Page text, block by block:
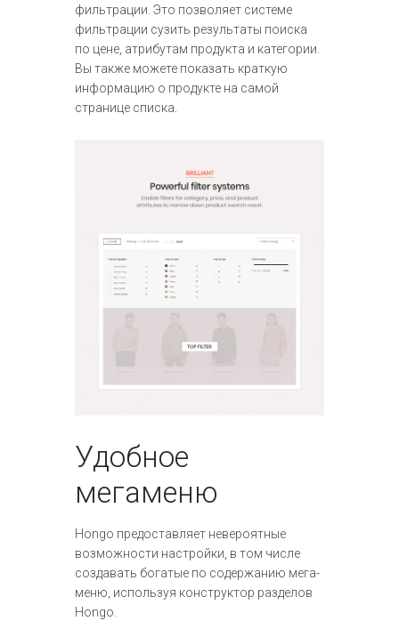
фильтрации. Это позволяет системе
фильтрации сузить результаты поиска
по цене, атрибутам продукта и категории.
Вы также можете показать краткую
информацию о продукте на самой
странице списка.
Удобное
мегаменю
Hongo предоставляет невероятные
возможности настройки, в том числе
создавать богатые по содержанию мега-
меню, используя конструктор разделов
Hongo.